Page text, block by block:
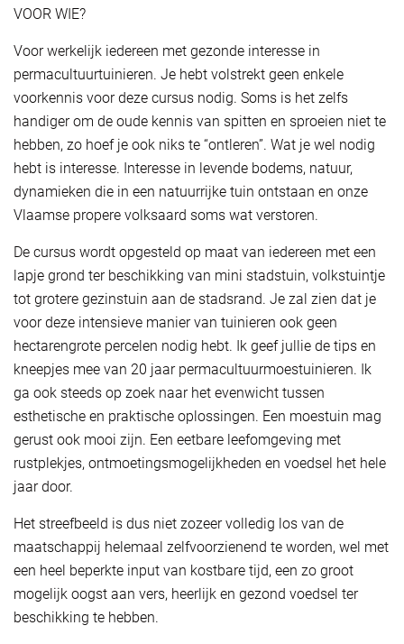
VOOR WIE?
Voor werkelijk iedereen met gezonde interesse in
permacultuurtuinieren. Je hebt volstrekt geen enkele
voorkennis voor deze cursus nodig. Soms is het zelfs
handiger om de oude kennis van spitten en sproeien niet te
hebben, zo hoef je ook niks te “ontleren”. Wat je wel nodig
hebt is interesse. Interesse in levende bodems, natuur,
dynamieken die in een natuurrijke tuin ontstaan en onze
Vlaamse propere volksaard soms wat verstoren.
De cursus wordt opgesteld op maat van iedereen met een
lapje grond ter beschikking van mini stadstuin, volkstuintje
tot grotere gezinstuin aan de stadsrand. Je zal zien dat je
voor deze intensieve manier van tuinieren ook geen
hectarengrote percelen nodig hebt. Ik geef jullie de tips en
kneepjes mee van 20 jaar permacultuurmoestuinieren. Ik
ga ook steeds op zoek naar het evenwicht tussen
esthetische en praktische oplossingen. Een moestuin mag
gerust ook mooi zijn. Een eetbare leefomgeving met
rustplekjes, ontmoetingsmogelijkheden en voedsel het hele
jaar door.
Het streefbeeld is dus niet zozeer volledig los van de
maatschappij helemaal zelfvoorzienend te worden, wel met
een heel beperkte input van kostbare tijd, een zo groot
mogelijk oogst aan vers, heerlijk en gezond voedsel ter
beschikking te hebben.